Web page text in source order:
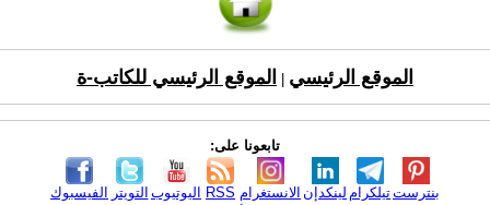
الموقع الرئيسي الموقع الرئيسي للكاتب-ة
تابعونا على:
الفيسبوك التويتر اليوتيوب RSS الانستغرام لينكدإن تيلكرامبنترست